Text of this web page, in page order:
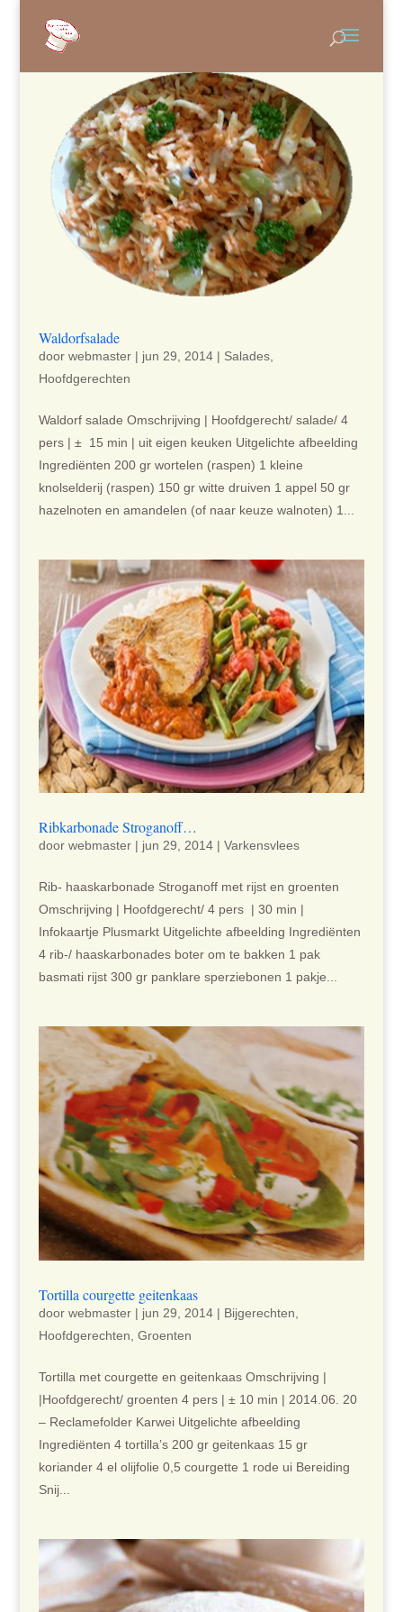
Waldorfsalade
door webmaster| jun 29, 2014| Salades,
Hoofdgerechten
Waldorf salade Omschrijving | Hoofdgerecht/ salade/ 4
pers | ± 15 min | uit eigen keuken Uitgelichte afbeelding
Ingrediënten 200 gr wortelen (raspen) 1 kleine
knolselderij (raspen) 150 gr witte druiven 1 appel 50 gr
hazelnoten en amandelen (of naar keuze walnoten) 1...
Ribkarbonade Stroganoff…
door webmaster| jun 29, 2014| Varkensvlees
Rib- haaskarbonade Stroganoff met rijst en groenten
Omschrijving | Hoofdgerecht/ 4 pers | 30 min |
Infokaartje Plusmarkt Uitgelichte afbeelding Ingrediënten
4 rib-/ haaskarbonades boter om te bakken 1 pak
basmati rijst 300 gr panklare sperziebonen 1 pakje...
Tortilla courgette geitenkaas
door webmaster| jun 29, 2014| Bijgerechten
Hoofdgerechten Groenten
Tortilla met courgette en geitenkaas Omschrijving |
|Hoofdgerecht/ groenten 4 pers | ± 10 min | 2014.06. 20
– Reclamefolder Karwei Uitgelichte afbeelding
Ingrediënten 4 tortilla’s 200 gr geitenkaas 15 gr
koriander 4 el olijfolie 0,5 courgette 1 rode ui Bereiding
Snij...